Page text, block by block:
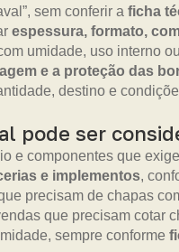
sem conferir a ficha
espessura, formato,
umidade, uso interno
e a proteção das
destino e
pode ser
e componentes que
e implementos,
precisam de chapas
que precisam cotar
sempre conforme